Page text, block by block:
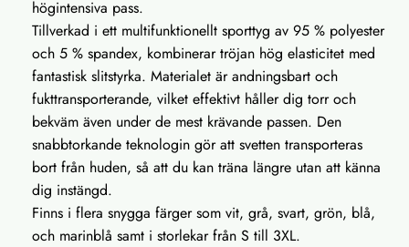
högintensiva pass.
Tillverkad i ett multifunktionellt sporttyg av 95 % polyester
och 5 % spandex, kombinerar tröjan hög elasticitet med
fantastisk slitstyrka. Materialet är andningsbart och
fukttransporterande, vilket effektivt håller dig torr och
bekväm även under de mest krävande passen. Den
snabbtorkande teknologin gör att svetten transporteras
bort från huden, så att du kan träna längre utan att känna
dig instängd.
Finns i flera snygga färger som vit, grå, svart, grön, blå,
och marinblå samt i storlekar från S till 3XL.